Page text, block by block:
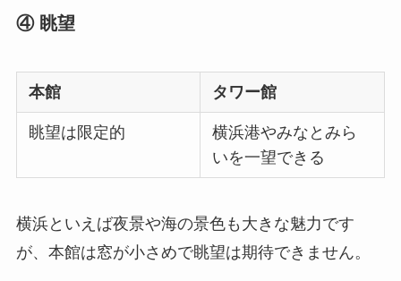
④ 眺望
本館 タワー館
眺望は限定的
横浜港やみなとみら
いを一望できる
横浜といえば夜景や海の景色も大きな魅力です
が、本館は窓が小さめで眺望は期待できません。